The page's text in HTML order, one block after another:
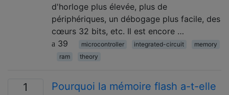
d'horloge plus élevée, plus de
périphériques, un débogage plus facile, des
cœurs 32 bits, etc. Il est encore …
39
microcontroller integrated-circuit
memory
ram
theory
1
Pourquoi la mémoire flash a-t-elle